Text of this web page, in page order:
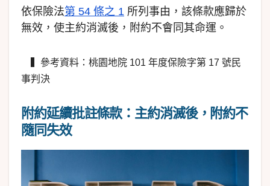
依保險法第 54 條之 1 所列事由，該條款應歸於
無效，使主約消滅後，附約不會同其命運。
▍參考資料：桃園地院 101 年度保險字第 17 號民
事判決
附約延續批註條款：主約消滅後，附約不
隨同失效